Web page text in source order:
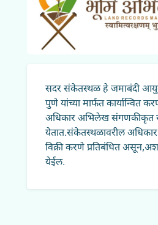
सदर संकेतस्थळ हे जमाबंदी
पुणे यांच्या मार्फत कार्यान्वित
अधिकार अभिलेख संगणकीकृत
येतात.संकेतस्थळावरील
विक्री करणे प्रतिबंधित
येईल.